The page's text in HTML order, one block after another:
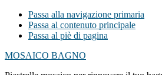
Passa alla navigazione primaria
Passa al contenuto principale
Passa al piè di pagina
MOSAICO BAGNO